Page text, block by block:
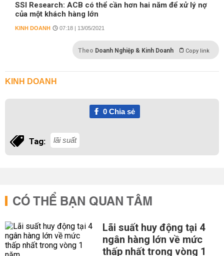
SSI Research: ACB có thể cần hơn hai năm để xử lý nợ
của một khách hàng lớn
KINH DOANH 07:18 | 13/05/2021
Theo Doanh Nghiệp & Kinh Doanh Copy link
KINH DOANH
0Chia sẻ
Tag: lãi suất
CÓ THỂ BẠN QUAN TÂM
Lãi suất huy động tại 4
ngân hàng lớn về mức
thấp nhất trong vòng 1